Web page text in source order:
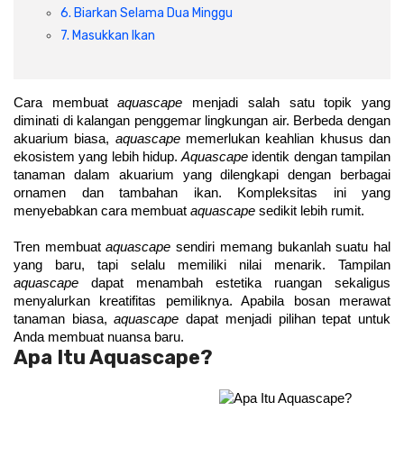
6. Biarkan Selama Dua Minggu
7. Masukkan Ikan
Cara membuat aquascape menjadi salah satu topik yang
diminati di kalangan penggemar lingkungan air. Berbeda dengan
akuarium biasa, aquascape memerlukan keahlian khusus dan
ekosistem yang lebih hidup. Aquascape identik dengan tampilan
tanaman dalam akuarium yang dilengkapi dengan berbagai
ornamen dan tambahan ikan. Kompleksitas ini yang
menyebabkan cara membuat aquascape sedikit lebih rumit.
Tren membuat aquascape sendiri memang bukanlah suatu hal
aquascape dapat menambah estetika ruangan sekaligus
menyalurkan kreatifitas pemiliknya. Apabila bosan merawat
tanaman biasa, aquascape dapat menjadi pilihan tepat untuk
Anda membuat nuansa baru.
Apa Itu Aquascape?